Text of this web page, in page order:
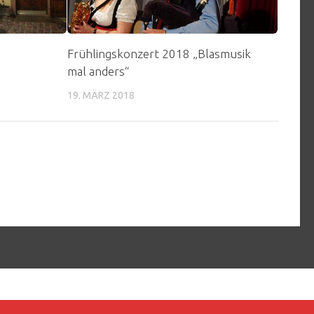
Frühlingskonzert 2018 „Blasmusik
mal anders“
19. MÄRZ 2018